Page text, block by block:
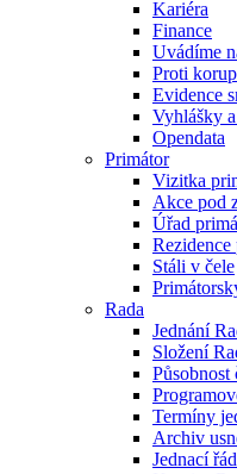
Kariéra
Finance
Uvádíme
Proti
Evidence
Vyhlášky
Opendata
Primátor
Vizitka
Akce pod
Úřad
Rezidence
Stáli v čele
Rada
Jednání
Složení
Působnost
Termíny
Archiv
Jednací